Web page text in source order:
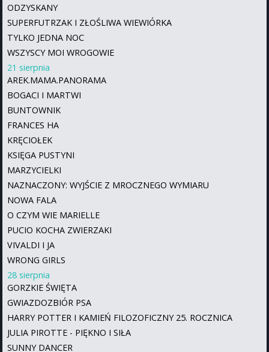
ODZYSKANY
SUPERFUTRZAK I ZŁOŚLIWA WIEWIÓRKA
TYLKO JEDNA NOC
WSZYSCY MOI WROGOWIE
21 sierpnia
AREK.MAMA.PANORAMA
BOGACI I MARTWI
BUNTOWNIK
FRANCES HA
KRĘCIOŁEK
KSIĘGA PUSTYNI
MARZYCIELKI
NAZNACZONY: WYJŚCIE Z MROCZNEGO WYMIARU
NOWA FALA
O CZYM WIE MARIELLE
PUCIO KOCHA ZWIERZAKI
VIVALDI I JA
WRONG GIRLS
28 sierpnia
GORZKIE ŚWIĘTA
GWIAZDOZBIÓR PSA
HARRY POTTER I KAMIEŃ FILOZOFICZNY 25. ROCZNICA
JULIA PIROTTE - PIĘKNO I SIŁA
SUNNY DANCER